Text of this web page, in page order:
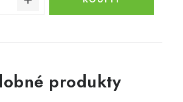
produkty